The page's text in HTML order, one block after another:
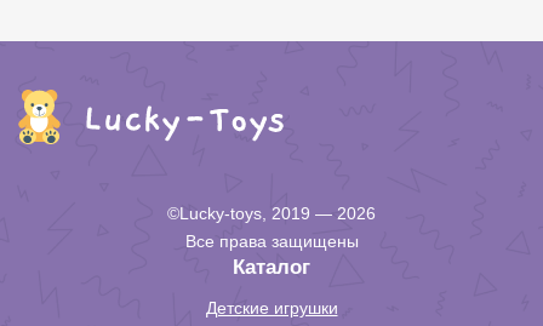
©Lucky-toys, 2019 — 2026
Все права защищены
Каталог
Детские игрушки